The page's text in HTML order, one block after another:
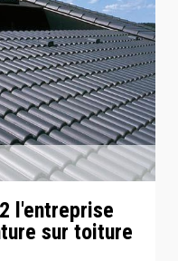
l'entreprise
sur toiture